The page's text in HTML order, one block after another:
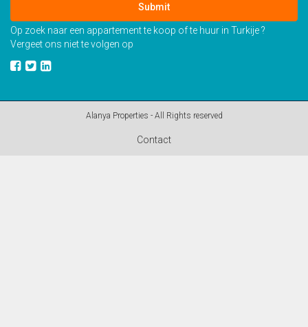
Submit
Op zoek naar een appartement te koop of te huur in Turkije ?
Vergeet ons niet te volgen op
Alanya Properties - All Rights reserved
Contact